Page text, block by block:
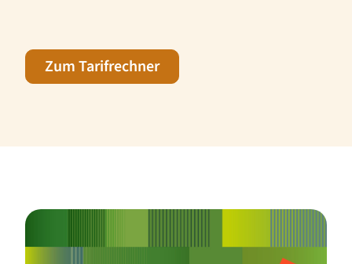
Zum Tarifrechner